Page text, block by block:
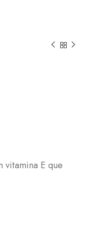
vitamina E que